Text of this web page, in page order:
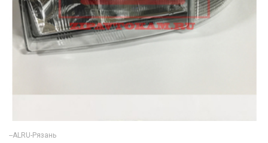
--ALRU-Рязань